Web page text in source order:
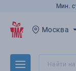
Мин.
Москва